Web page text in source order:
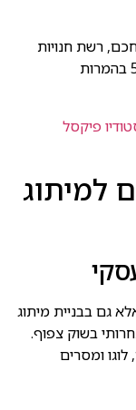
רשת חנויות
מתנות בפתח תקווה רשמה עליה של 52% בהמרות
פיקסל
למיתוג
גם בבניית מיתוג
בשוק צפוף.
ומסרים